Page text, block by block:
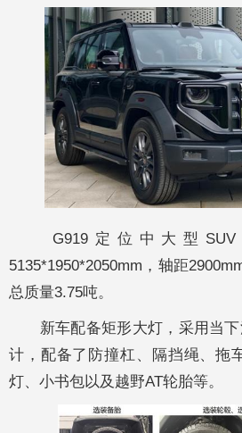
G919定位中大型SUV
5135*1950*2050mm，轴距
总质量3.75吨。
新车配备矩形大灯，采用当下
计，配备了防撞杠、隔挡绳、拖
灯、小书包以及越野AT轮胎等。